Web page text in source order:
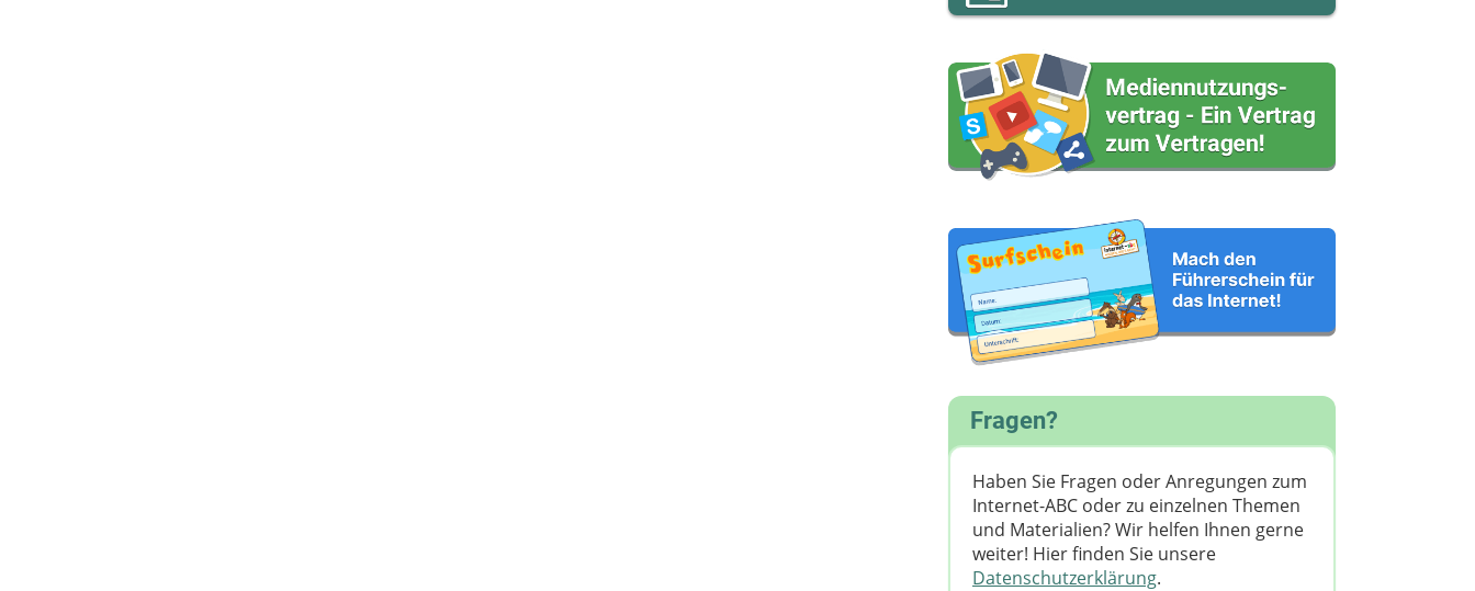
Fragen?
Haben Sie Fragen oder Anregungen zum
Internet-ABC oder zu einzelnen Themen
und Materialien? Wir helfen Ihnen gerne
weiter! ​Hier finden Sie unsere
Datenschutzerklärung.